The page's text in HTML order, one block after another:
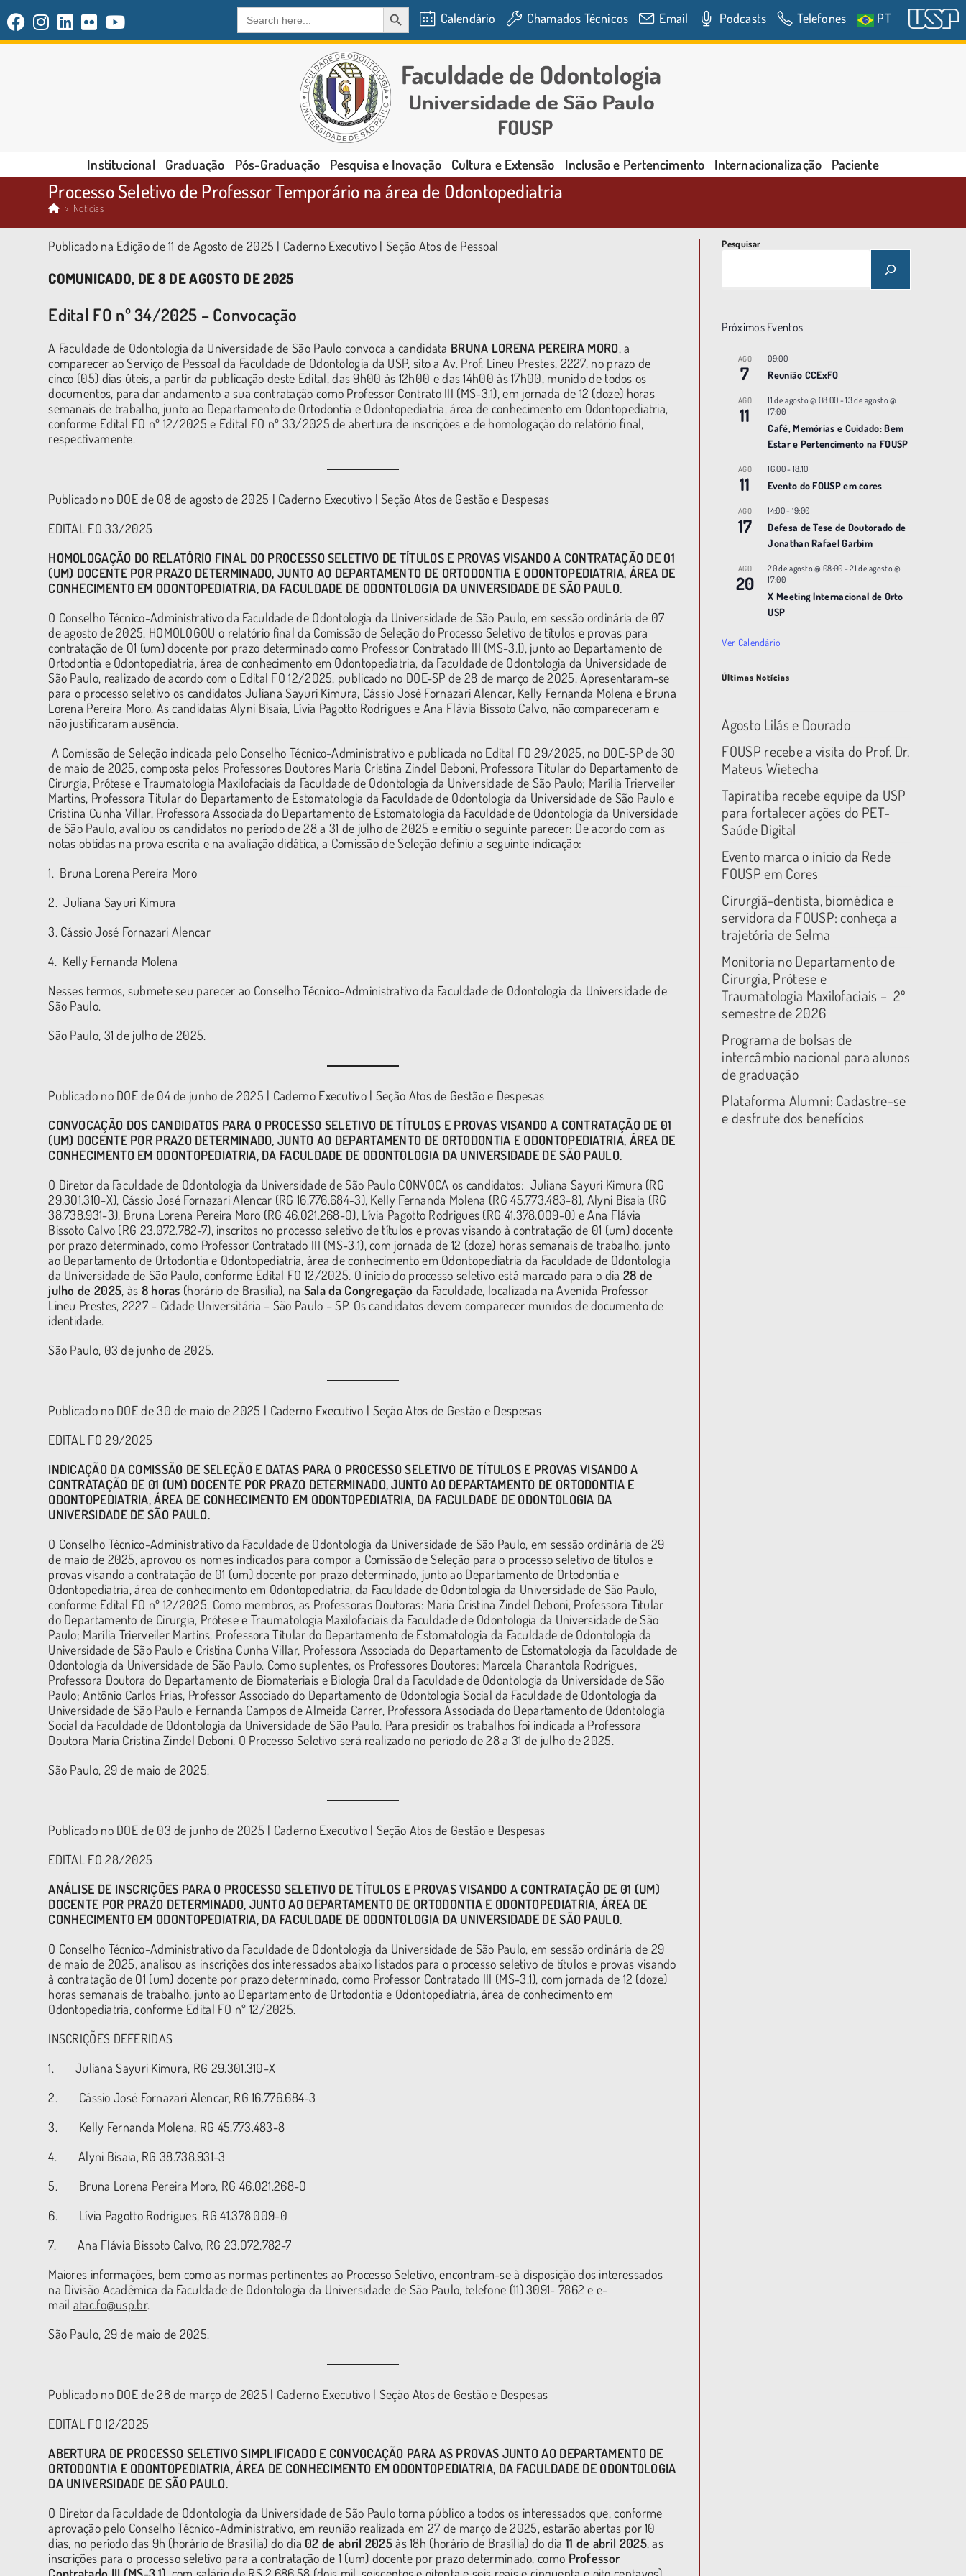
Search
for:
SEARCH BUTTON
Calendário Chamados Técnicos Email Podcasts Telefones PT
Institucional Graduação Pós-Graduação Pesquisa e Inovação Cultura e Extensão Inclusão e Pertencimento Internacionalização Paciente
Processo Seletivo de Professor Temporário na área de Odontopediatria
> Notícias
Publicado na Edição de 11 de Agosto de 2025 | Caderno Executivo | Seção Atos de Pessoal
COMUNICADO, DE 8 DE AGOSTO DE 2025
Edital FO nº 34/2025 – Convocação
A Faculdade de Odontologia da Universidade de São Paulo convoca a candidata BRUNA LORENA PEREIRA MORO, a
comparecer ao Serviço de Pessoal da Faculdade de Odontologia da USP, sito a Av. Prof. Lineu Prestes, 2227, no prazo de
cinco (05) dias úteis, a partir da publicação deste Edital, das 9h00 às 12h00 e das 14h00 às 17h00, munido de todos os
documentos, para dar andamento a sua contratação como Professor Contrato III (MS-3.1), em jornada de 12 (doze) horas
semanais de trabalho, junto ao Departamento de Ortodontia e Odontopediatria, área de conhecimento em Odontopediatria,
conforme Edital FO nº 12/2025 e Edital FO nº 33/2025 de abertura de inscrições e de homologação do relatório final,
respectivamente.
Publicado no DOE de 08 de agosto de 2025 | Caderno Executivo | Seção Atos de Gestão e Despesas
EDITAL FO 33/2025
HOMOLOGAÇÃO DO RELATÓRIO FINAL DO PROCESSO SELETIVO DE TÍTULOS E PROVAS VISANDO A CONTRATAÇÃO DE 01
(UM) DOCENTE POR PRAZO DETERMINADO, JUNTO AO DEPARTAMENTO DE ORTODONTIA E ODONTOPEDIATRIA, ÁREA DE
CONHECIMENTO EM ODONTOPEDIATRIA,DA FACULDADE DE ODONTOLOGIA DA UNIVERSIDADE DE SÃO PAULO.
O Conselho Técnico-Administrativo da Faculdade de Odontologia da Universidade de São Paulo, em sessão ordinária de 07
de agosto de 2025, HOMOLOGOU o relatório final da Comissão de Seleção do Processo Seletivo de títulos e provas para
contratação de 01 (um) docente por prazo determinado como Professor Contratado III (MS-3.1), junto ao Departamento de
Ortodontia e Odontopediatria, área de conhecimento em Odontopediatria, da Faculdade de Odontologia da Universidade de
São Paulo, realizado de acordo com o Edital FO 12/2025, publicado no DOE-SP de 28 de março de 2025. Apresentaram-se
para o processo seletivo os candidatos Juliana Sayuri Kimura, Cássio José Fornazari Alencar, Kelly Fernanda Molena e Bruna
Lorena Pereira Moro. As candidatas Alyni Bisaia, Lívia Pagotto Rodrigues e Ana Flávia Bissoto Calvo, não compareceram e
não justificaram ausência.
A Comissão de Seleção indicada pelo Conselho Técnico-Administrativo e publicada no Edital FO 29/2025, no DOE-SP de 30
de maio de 2025, composta pelos Professores Doutores Maria Cristina Zindel Deboni, Professora Titular do Departamento de
Cirurgia, Prótese e Traumatologia Maxilofaciais da Faculdade de Odontologia da Universidade de São Paulo; Marília Trierveiler
Martins, Professora Titular do Departamento de Estomatologia da Faculdade de Odontologia da Universidade de São Paulo e
Cristina Cunha Villar, Professora Associada do Departamento de Estomatologia da Faculdade de Odontologia da Universidade
de São Paulo, avaliou os candidatos no período de 28 a 31 de julho de 2025 e emitiu o seguinte parecer: De acordo com as
notas obtidas na prova escrita e na avaliação didática, a Comissão de Seleção definiu a seguinte indicação:
1. Bruna Lorena Pereira Moro
2. Juliana Sayuri Kimura
3. Cássio José Fornazari Alencar
4. Kelly Fernanda Molena
Nesses termos, submete seu parecer ao Conselho Técnico-Administrativo da Faculdade de Odontologia da Universidade de
São Paulo.
São Paulo, 31 de julho de 2025.
Publicado no DOE de 04 de junho de 2025 | Caderno Executivo | Seção Atos de Gestão e Despesas
CONVOCAÇÃO DOS CANDIDATOS PARA O PROCESSO SELETIVO DE TÍTULOS E PROVAS VISANDO A CONTRATAÇÃO DE 01
(UM) DOCENTE POR PRAZO DETERMINADO, JUNTO AO DEPARTAMENTO DE ORTODONTIA E ODONTOPEDIATRIA, ÁREA DE
CONHECIMENTO EM ODONTOPEDIATRIA, DA FACULDADE DE ODONTOLOGIA DA UNIVERSIDADE DE SÃO PAULO.
O Diretor da Faculdade de Odontologia da Universidade de São Paulo CONVOCA os candidatos: Juliana Sayuri Kimura (RG
29.301.310-X), Cássio José Fornazari Alencar (RG 16.776.684-3), Kelly Fernanda Molena (RG 45.773.483-8), Alyni Bisaia (RG
38.738.931-3), Bruna Lorena Pereira Moro (RG 46.021.268-0), Lívia Pagotto Rodrigues (RG 41.378.009-0) e Ana Flávia
Bissoto Calvo (RG 23.072.782-7), inscritos no processo seletivo de títulos e provas visando à contratação de 01 (um) docente
por prazo determinado, como Professor Contratado III (MS-3.1), com jornada de 12 (doze) horas semanais de trabalho, junto
ao Departamento de Ortodontia e Odontopediatria, área de conhecimento em Odontopediatria da Faculdade de Odontologia
da Universidade de São Paulo, conforme Edital FO 12/2025. O início do processo seletivo está marcado para o dia 28 de
julho de 2025, às 8 horas (horário de Brasília), na Sala da Congregação da Faculdade, localizada na Avenida Professor
Lineu Prestes, 2227 – Cidade Universitária – São Paulo – SP. Os candidatos devem comparecer munidos de documento de
identidade.
São Paulo, 03 de junho de 2025.
Publicado no DOE de 30 de maio de 2025 | Caderno Executivo | Seção Atos de Gestão e Despesas
EDITAL FO 29/2025
INDICAÇÃO DA COMISSÃO DE SELEÇÃO E DATAS PARA O PROCESSO SELETIVO DE TÍTULOS E PROVAS VISANDO A
CONTRATAÇÃO DE 01 (UM) DOCENTE POR PRAZO DETERMINADO, JUNTO AO DEPARTAMENTO DE ORTODONTIA E
ODONTOPEDIATRIA,ÁREA DE CONHECIMENTO EM ODONTOPEDIATRIA, DA FACULDADE DE ODONTOLOGIA DA
UNIVERSIDADE DE SÃO PAULO.
O Conselho Técnico-Administrativo da Faculdade de Odontologia da Universidade de São Paulo, em sessão ordinária de 29
de maio de 2025, aprovou os nomes indicados para compor a Comissão de Seleção para o processo seletivo de títulos e
provas visando a contratação de 01 (um) docente por prazo determinado, junto ao Departamento de Ortodontia e
Odontopediatria, área de conhecimento em Odontopediatria, da Faculdade de Odontologia da Universidade de São Paulo,
conforme Edital FO nº 12/2025. Como membros, as Professoras Doutoras: Maria Cristina Zindel Deboni, Professora Titular
do Departamento de Cirurgia, Prótese e Traumatologia Maxilofaciais da Faculdade de Odontologia da Universidade de São
Paulo; Marília Trierveiler Martins, Professora Titular do Departamento de Estomatologia da Faculdade de Odontologia da
Universidade de São Paulo e Cristina Cunha Villar, Professora Associada do Departamento de Estomatologia da Faculdade de
Odontologia da Universidade de São Paulo. Como suplentes, os Professores Doutores: Marcela Charantola Rodrigues,
Professora Doutora do Departamento de Biomateriais e Biologia Oral da Faculdade de Odontologia da Universidade de São
Paulo; Antônio Carlos Frias, Professor Associado do Departamento de Odontologia Social da Faculdade de Odontologia da
Universidade de São Paulo e Fernanda Campos de Almeida Carrer, Professora Associada do Departamento de Odontologia
Social da Faculdade de Odontologia da Universidade de São Paulo. Para presidir os trabalhos foi indicada a Professora
Doutora Maria Cristina Zindel Deboni. O Processo Seletivo será realizado no período de 28 a 31 de julho de 2025.
São Paulo, 29 de maio de 2025.
Publicado no DOE de 03 de junho de 2025 | Caderno Executivo | Seção Atos de Gestão e Despesas
EDITAL FO 28/2025
ANÁLISE DE INSCRIÇÕES PARA O PROCESSO SELETIVO DE TÍTULOS E PROVAS VISANDO A CONTRATAÇÃO DE 01 (UM)
DOCENTE POR PRAZO DETERMINADO, JUNTO AO DEPARTAMENTO DE ORTODONTIA E ODONTOPEDIATRIA,ÁREA DE
CONHECIMENTO EM ODONTOPEDIATRIA, DA FACULDADE DE ODONTOLOGIA DA UNIVERSIDADE DE SÃO PAULO.
O Conselho Técnico-Administrativo da Faculdade de Odontologia da Universidade de São Paulo, em sessão ordinária de 29
de maio de 2025, analisou as inscrições dos interessados abaixo listados para o processo seletivo de títulos e provas visando
à contratação de 01 (um) docente por prazo determinado, como Professor Contratado III (MS-3.1), com jornada de 12 (doze)
horas semanais de trabalho, junto ao Departamento de Ortodontia e Odontopediatria, área de conhecimento em
Odontopediatria, conforme Edital FO nº 12/2025.
INSCRIÇÕES DEFERIDAS
1. Juliana Sayuri Kimura, RG 29.301.310-X
2. Cássio José Fornazari Alencar, RG 16.776.684-3
3. Kelly Fernanda Molena, RG 45.773.483-8
4. Alyni Bisaia, RG 38.738.931-3
5. Bruna Lorena Pereira Moro, RG 46.021.268-0
6. Lívia Pagotto Rodrigues, RG 41.378.009-0
7. Ana Flávia Bissoto Calvo, RG 23.072.782-7
Maiores informações, bem como as normas pertinentes ao Processo Seletivo, encontram-se à disposição dos interessados
na Divisão Acadêmica da Faculdade de Odontologia da Universidade de São Paulo, telefone (11) 3091- 7862 e e-
mail atac.fo@usp.br.
São Paulo, 29 de maio de 2025.
Publicado no DOE de 28 de março de 2025 | Caderno Executivo | Seção Atos de Gestão e Despesas
EDITAL FO 12/2025
ABERTURA DE PROCESSO SELETIVO SIMPLIFICADO E CONVOCAÇÃO PARA AS PROVAS JUNTO AO DEPARTAMENTO DE
ORTODONTIA E ODONTOPEDIATRIA, ÁREA DE CONHECIMENTO EM ODONTOPEDIATRIA, DA FACULDADE DE ODONTOLOGIA
DA UNIVERSIDADE DE SÃO PAULO.
O Diretor da Faculdade de Odontologia da Universidade de São Paulo torna público a todos os interessados que, conforme
aprovação pelo Conselho Técnico-Administrativo, em reunião realizada em 27 de março de 2025, estarão abertas por 10
dias, no período das 9h (horário de Brasília) do dia 02 de abril 2025às 18h (horário de Brasília) do dia11 de abril 2025, as
inscrições para o processo seletivo para a contratação de 1 (um) docente por prazo determinado, como Professor
Pesquisar
Próximos Eventos
AGO
7
09:00
Reunião CCExFO
AGO
11
11 de agosto @ 08:00 -13 de agosto @
17:00
Café, Memórias e Cuidado: Bem
Estar e Pertencimento na FOUSP
AGO
11
16:00- 18:10
Evento do FOUSP em cores
AGO
17
14:00- 19:00
Defesa de Tese de Doutorado de
Jonathan Rafael Garbim
AGO
20
20 de agosto @ 08:00 -21 de agosto @
17:00
X Meeting |nternacional de Orto
USP
Ver Calendário
Últimas Notícias
Agosto Lilás e Dourado
FOUSP recebe a visita do Prof. Dr.
Mateus Wietecha
Tapiratiba recebe equipe da USP
para fortalecer ações do PET-
Saúde Digital
Evento marca o início da Rede
FOUSP em Cores
Cirurgiã-dentista, biomédica e
servidora da FOUSP: conheça a
trajetória de Selma
Monitoria no Departamento de
Cirurgia, Prótese e
Traumatologia Maxilofaciais – 2º
semestre de 2026
Programa de bolsas de
intercâmbio nacional para alunos
de graduação
Plataforma Alumni: Cadastre-se
e desfrute dos benefícios